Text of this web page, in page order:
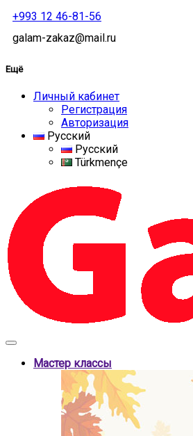
+993 12 46-81-56
galam-zakaz@mail.ru
Ещё
Личный кабинет
Регистрация
Авторизация
Русский
Русский
Türkmençe
Мастер классы